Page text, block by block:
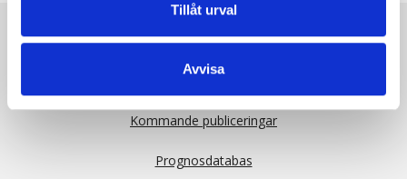
Tillåt urval
Avvisa
Publikationer
Remissvar
Kommande publiceringar
Prognosdatabas